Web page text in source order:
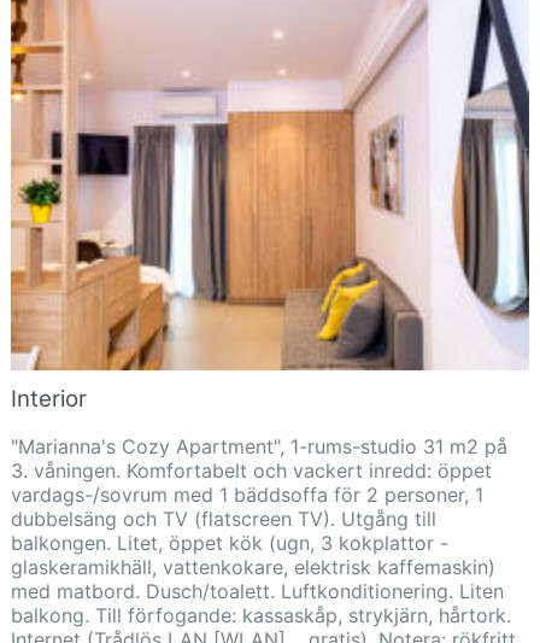
Interior
"Marianna's Cozy Apartment", 1-rums-studio 31 m2 på
3. våningen. Komfortabelt och vackert inredd: öppet
vardags-/sovrum med 1 bäddsoffa för 2 personer, 1
dubbelsäng och TV (flatscreen TV). Utgång till
balkongen. Litet, öppet kök (ugn, 3 kokplattor -
glaskeramikhäll, vattenkokare, elektrisk kaffemaskin)
med matbord. Dusch/toalett. Luftkonditionering. Liten
balkong. Till förfogande: kassaskåp, strykjärn, hårtork.